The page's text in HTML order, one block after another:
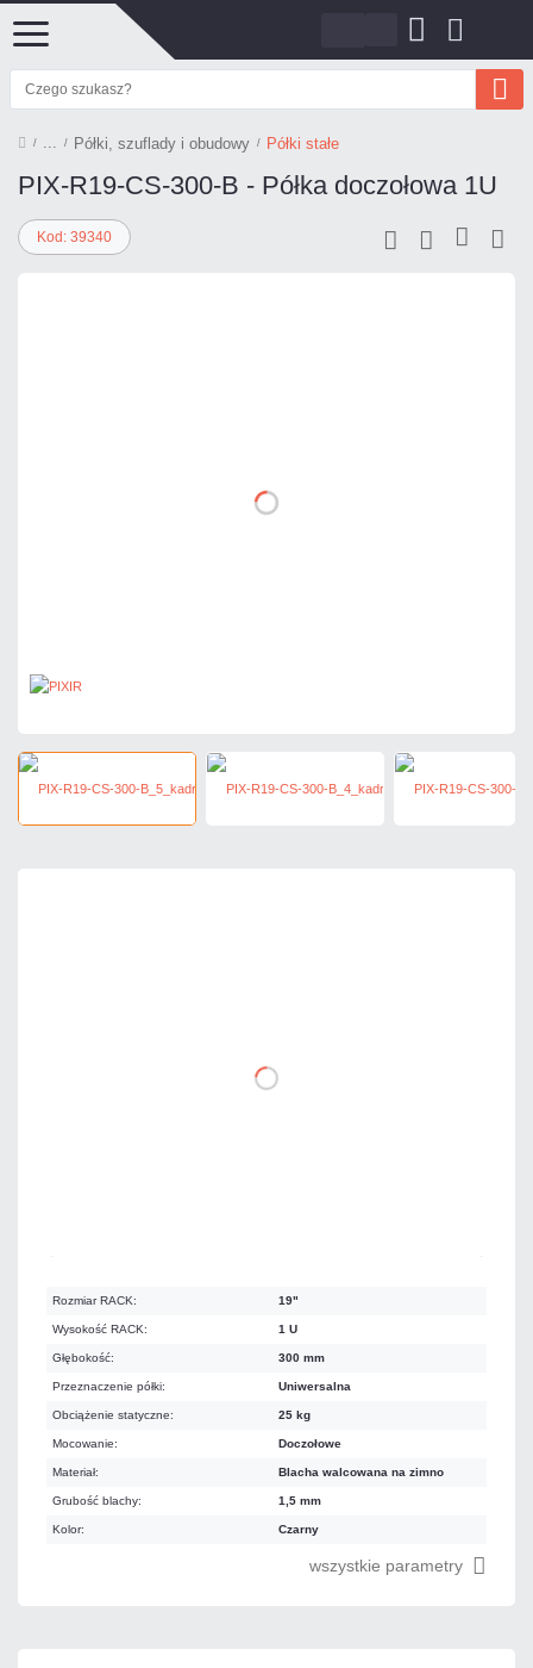
Półki, szuflady i obudowy Półki stałe
PIX-R19-CS-300-B - Półka doczołowa 1U
Kod: 39340
Rozmiar RACK: 19"
Wysokość RACK: 1 U
Głębokość: 300 mm
Przeznaczenie półki: Uniwersalna
Obciążenie statyczne: 25 kg
Mocowanie: Doczołowe
Materiał: Blacha walcowana na zimno
Grubość blachy: 1,5 mm
Kolor: Czarny
wszystkie parametry